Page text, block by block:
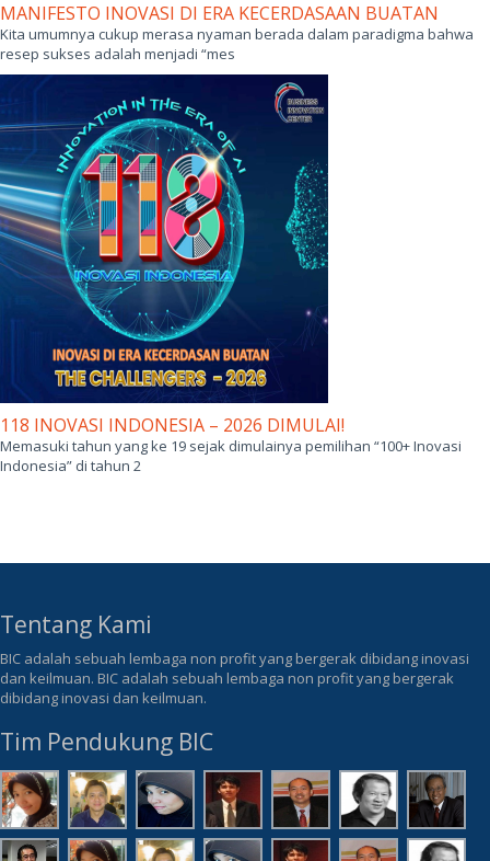
MANIFESTO INOVASI DI ERA KECERDASAAN BUATAN
Kita umumnya cukup merasa nyaman berada dalam paradigma bahwa
resep sukses adalah menjadi “mes
118 INOVASI INDONESIA – 2026 DIMULAI!
Memasuki tahun yang ke 19 sejak dimulainya pemilihan “100+ Inovasi
Indonesia” di tahun 2
Tentang Kami
BIC adalah sebuah lembaga non profit yang bergerak dibidang inovasi
dan keilmuan. BIC adalah sebuah lembaga non profit yang bergerak
dibidang inovasi dan keilmuan.
Tim Pendukung BIC